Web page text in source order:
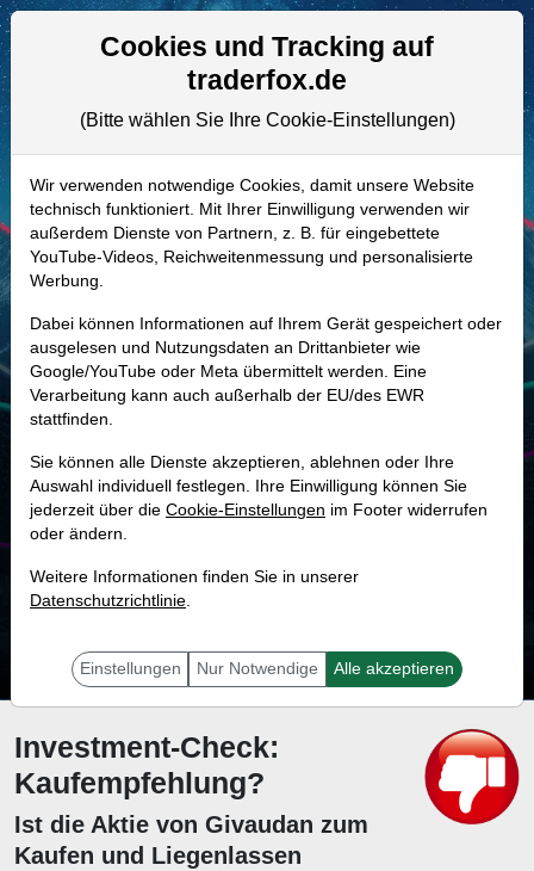
Aktien- und Artikelsuche
938427 | GIN–Givaudan Aktie
Realtime-Aktienkurs:
-
-
Marktkapitalisierung -
Unternehmenswert -
MONKEY-TRADER INDIKATOR
33.5 %
Mit 33.5 % Wahrscheinlichkeit wird selbst der unglücklichst agierende Trader
Investment-Check:
Kaufempfehlung?
Ist die Aktie von Givaudan zum
Kaufen und Liegenlassen
Cookies und Tracking auf
traderfox.de
(Bitte wählen Sie Ihre Cookie-Einstellungen)
Wir verwenden notwendige Cookies, damit unsere Website
technisch funktioniert. Mit Ihrer Einwilligung verwenden wir
außerdem Dienste von Partnern, z. B. für eingebettete
YouTube-Videos, Reichweitenmessung und personalisierte
Werbung.
Dabei können Informationen auf Ihrem Gerät gespeichert oder
ausgelesen und Nutzungsdaten an Drittanbieter wie
Google/YouTube oder Meta übermittelt werden. Eine
Verarbeitung kann auch außerhalb der EU/des EWR
stattfinden.
Sie können alle Dienste akzeptieren, ablehnen oder Ihre
Auswahl individuell festlegen. Ihre Einwilligung können Sie
jederzeit über die Cookie-Einstellungen im Footer widerrufen
oder ändern.
Weitere Informationen finden Sie in unserer
Datenschutzrichtlinie.
Einstellungen Nur Notwendige Alle akzeptieren